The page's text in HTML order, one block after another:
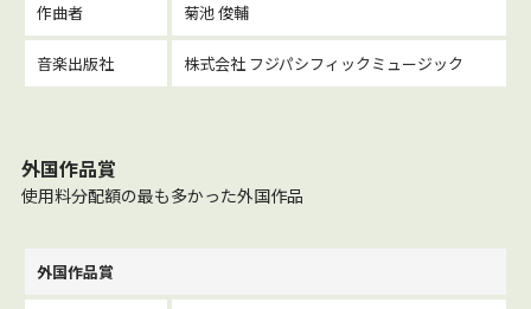
作曲者 菊池 俊輔
音楽出版社 株式会社 フジパシフィックミュージック
外国作品賞
使用料分配額の最も多かった外国作品
外国作品賞